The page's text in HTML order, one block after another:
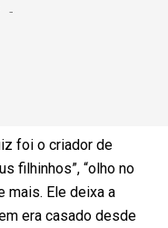
foi o criador de
filhinhos”, “olho no
mais. Ele deixa a
era casado desde